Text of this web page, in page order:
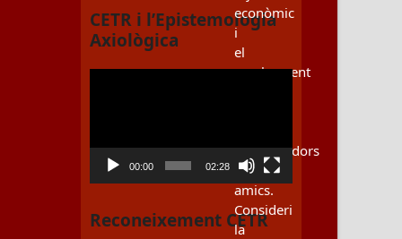
CETR i l’Epistemologia
Axiològica
00:00 02:28
Reconeixement CETR
econòmic
i
el
recolzament
col·laboradors
amics.
Consideri
la